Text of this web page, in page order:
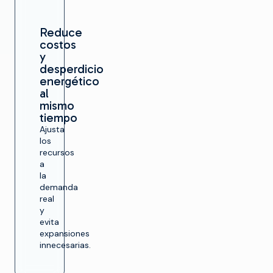
Reduce
costos
y
desperdicio
energético
al
mismo
tiempo
Ajusta
los
recursos
a
la
demanda
real
y
evita
expansiones
innecesarias.